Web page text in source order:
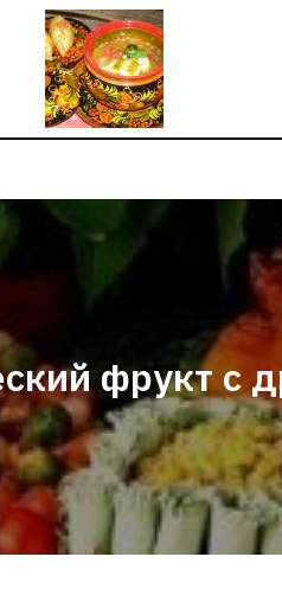
фрукт с